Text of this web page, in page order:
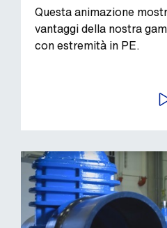
Questa animazione
vantaggi della nostra
con estremità in PE.